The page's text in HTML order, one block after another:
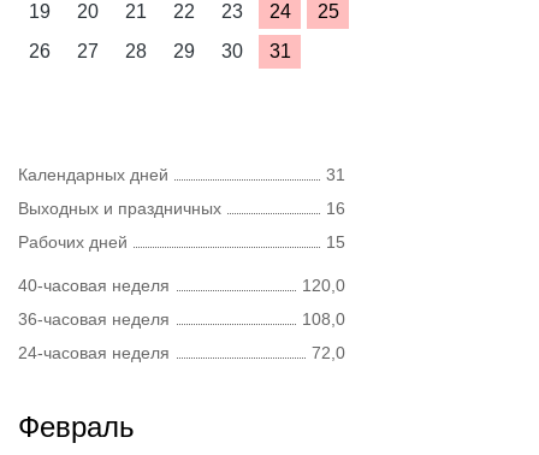
19
20 21 22 23 24
25
26
27 28 29 30 31
Календарных дней
31
Выходных и праздничных
16
Рабочих дней
15
40-часовая неделя
120,0
36-часовая неделя
108,0
24-часовая неделя
72,0
Февраль